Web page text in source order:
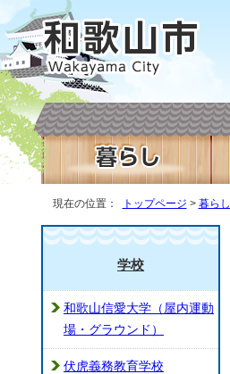
現在の位置： トップページ > 暮らし
学校
和歌山信愛大学（屋内運動
場・グラウンド）
伏虎義務教育学校